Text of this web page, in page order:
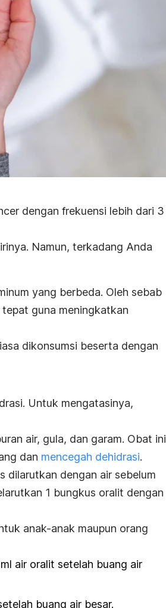
dengan frekuensi lebih dari 3
Namun, terkadang Anda
yang berbeda. Oleh sebab
guna meningkatkan
dikonsumsi beserta dengan
Untuk mengatasinya,
air, gula, dan garam. Obat ini
dan mencegah dehidrasi.
dilarutkan dengan air sebelum
1 bungkus oralit dengan
anak-anak maupun orang
air oralit setelah buang air
buang air besar.